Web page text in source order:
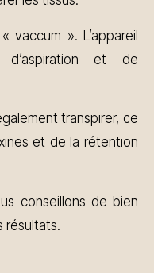
vaccum ». L’appareil
d’aspiration et de
transpirer, ce
et de la rétention
conseillons de bien
résultats.